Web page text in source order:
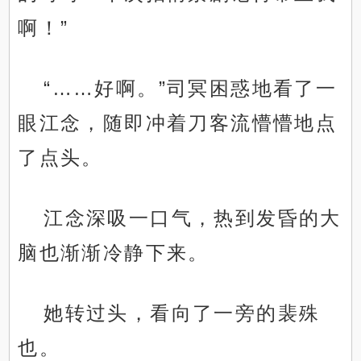
啊！”
“……好啊。”司冥困惑地看了一
眼江念，随即冲着刀客流懵懵地点
了点头。
江念深吸一口气，热到发昏的大
脑也渐渐冷静下来。
她转过头，看向了一旁的裴殊
也。